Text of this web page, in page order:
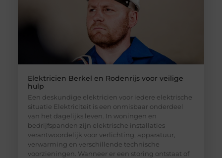
Elektricien Berkel en Rodenrijs voor veilige
hulp
Een deskundige elektricien voor iedere elektrische
situatie Elektriciteit is een onmisbaar onderdeel
van het dagelijks leven. In woningen en
bedrijfspanden zijn elektrische installaties
verantwoordelijk voor verlichting, apparatuur,
verwarming en verschillende technische
voorzieningen. Wanneer er een storing ontstaat of